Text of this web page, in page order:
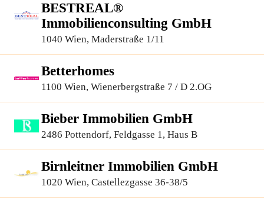
BESTREAL®
Immobilienconsulting GmbH
1040 Wien, Maderstraße 1/11
Betterhomes
1100 Wien, Wienerbergstraße 7 / D 2.OG
Bieber Immobilien GmbH
2486 Pottendorf, Feldgasse 1, Haus B
Birnleitner Immobilien GmbH
1020 Wien, Castellezgasse 36-38/5